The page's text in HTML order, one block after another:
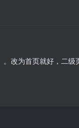
改为首页就好，二级